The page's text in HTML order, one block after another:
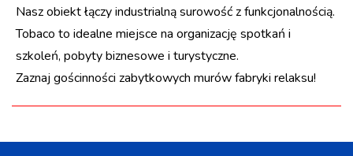
Nasz obiekt łączy industrialną surowość z funkcjonalnością.
Tobaco to idealne miejsce na organizację spotkań i
szkoleń, pobyty biznesowe i turystyczne.
Zaznaj gościnności zabytkowych murów fabryki relaksu!